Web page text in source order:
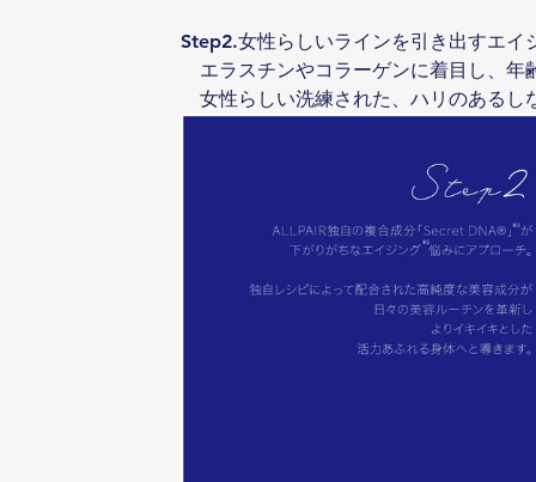
Step2.女性らしいラインを引き出すエ
エラスチンやコラーゲンに着目し、年
女性らしい洗練された、ハリのあるし